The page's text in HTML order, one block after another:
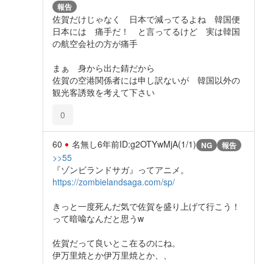
報告
佐賀だけじゃなく 日本で減ってるよね 韓国便
日本には 痛手だ！ と言ってるけど 実は韓国
の航空会社の方が痛手
まぁ 身から出た錆だから
佐賀の空港関係者には申し訳ないが 韓国以外の
観光客誘致を考えて下さい
0
60 名無し6年前ID:g2OTYwMjA(1/1) NG 報告
>>55
『ゾンビランドサガ』ってアニメ。
https://zombielandsaga.com/sp/
きっと一度死んだ気で佐賀を盛り上げて行こう！
って暗喩なんだと思うw
佐賀だって良いとこ在るのにね。
伊万里焼とか伊万里焼とか、、